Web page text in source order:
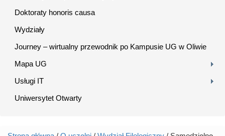
Doktoraty honoris causa
Wydziały
Journey – wirtualny przewodnik po Kampusie UG w Oliwie
Mapa UG
Usługi IT
Uniwersytet Otwarty